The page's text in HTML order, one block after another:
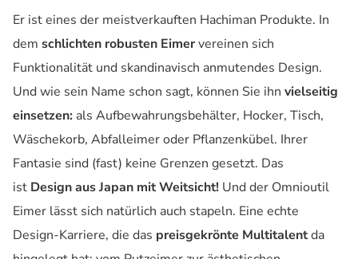
Er ist eines der meistverkauften Hachiman Produkte. In
dem schlichten robusten Eimervereinen sich
Funktionalität und skandinavisch anmutendes Design.
Und wie sein Name schon sagt, können Sie ihn vielseitig
einsetzen: als Aufbewahrungsbehälter, Hocker, Tisch,
Wäschekorb, Abfalleimer oder Pflanzenkübel. Ihrer
Fantasie sind (fast) keine Grenzen gesetzt. Das
ist Design aus Japan mit Weitsicht! Und der Omnioutil
Eimer lässt sich natürlich auch stapeln. Eine echte
Design-Karriere, die das preisgekrönte Multitalentda